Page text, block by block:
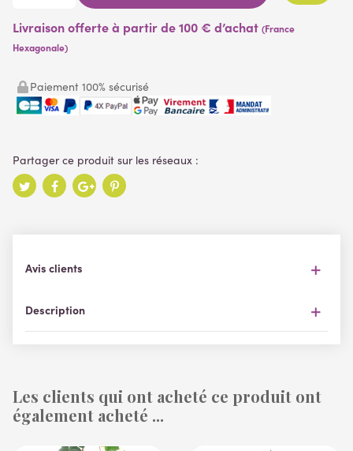
Livraison offerte à partir de 100 € d’achat (France
Hexagonale)
Paiement 100% sécurisé
Description
Avis clients
Les clients qui ont acheté ce produit ont
également acheté ...